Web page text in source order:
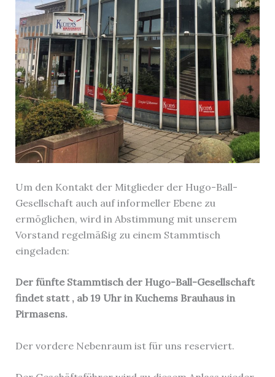
Um den Kontakt der Mitglieder der Hugo-Ball-
Gesellschaft auch auf informeller Ebene zu
ermöglichen, wird in Abstimmung mit unserem
Vorstand regelmäßig zu einem Stammtisch
eingeladen:
Der fünfte Stammtisch der Hugo-Ball-Gesellschaft
findet statt , ab 19 Uhr in Kuchems Brauhaus in
Pirmasens.
Der vordere Nebenraum ist für uns reserviert.